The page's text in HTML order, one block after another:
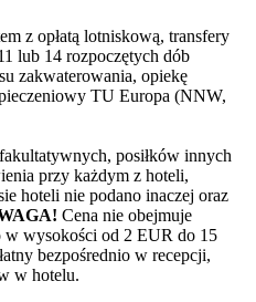
z opłatą lotniskową, transfery
lub 14 rozpoczętych dób
zakwaterowania, opiekę
TU Europa (NNW,
posiłków innych
przy każdym z hoteli,
hoteli nie podano inaczej oraz
Cena nie obejmuje
w wysokości od 2 EUR do 15
bezpośrednio w recepcji,
w hotelu.